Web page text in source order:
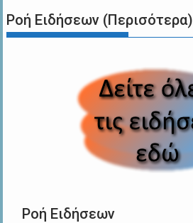
Ροή Ειδήσεων (Περισότερα)
Ροή Ειδήσεων